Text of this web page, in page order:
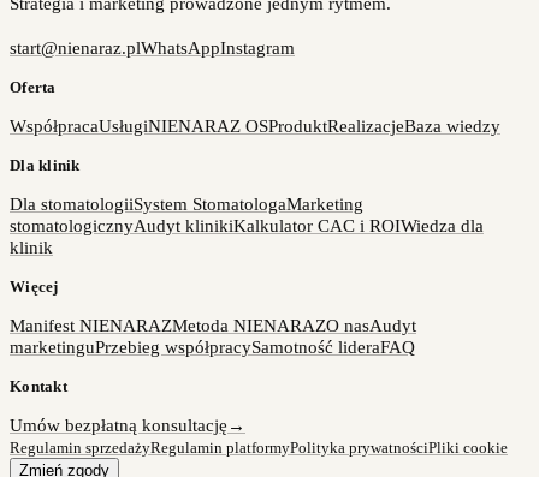
Strategia i marketing prowadzone jednym rytmem.
start@nienaraz.plWhatsAppInstagram
Oferta
WspółpracaUsługiNIENARAZ OSProduktRealizacjeBaza wiedzy
Dla klinik
Dla stomatologiiSystem StomatologaMarketing
stomatologicznyAudyt klinikiKalkulator CAC i ROIWiedza dla
klinik
Więcej
Manifest NIENARAZMetoda NIENARAZO nasAudyt
marketinguPrzebieg współpracySamotność lideraFAQ
Kontakt
Umów bezpłatną konsultację →
Regulamin sprzedażyRegulamin platformyPolityka prywatnościPliki cookie
Zmień zgody